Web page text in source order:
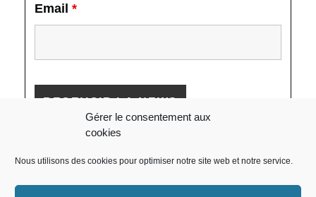
Gérer le consentement aux
cookies
Nous utilisons des cookies pour optimiser notre site web et notre service.
Email *